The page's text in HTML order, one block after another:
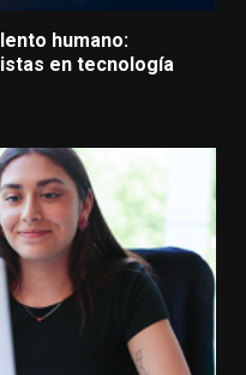
humano:
en tecnología